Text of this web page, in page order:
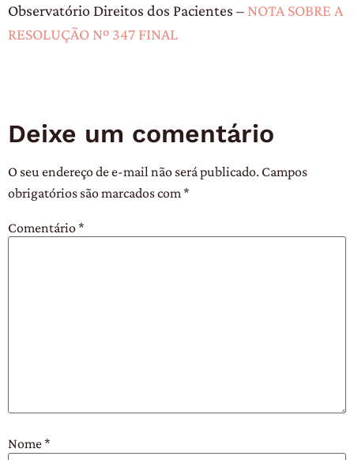
Observatório Direitos dos Pacientes – NOTA SOBRE A
RESOLUÇÃO Nº 347 FINAL
Deixe um comentário
O seu endereço de e-mail não será publicado. Campos
obrigatórios são marcados com *
Comentário*
Nome*